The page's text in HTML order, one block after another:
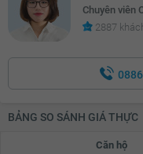
Chuyên viên
2887
BẢNG SO SÁNH GIÁ THỰC
Căn hộ